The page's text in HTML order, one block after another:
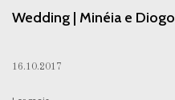
Wedding | Minéia e Diogo
16.10.2017